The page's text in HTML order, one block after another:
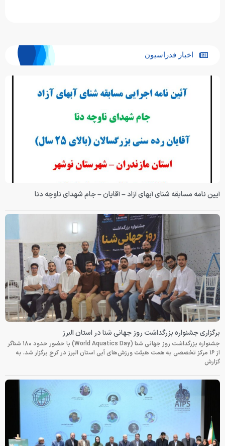
اخبار فدراسیون
آیین نامه مسابقه شنای آبهای آزاد – آقایان – جام شهدای ناوچه دنا
برگزاری جشنواره بزرگداشت روز جهانی شنا در استان البرز
جشنواره بزرگداشت روز جهانی شنا (World Aquatics Day) با حضور حدود ۱۸۰ شناگر
از ۱۶ مرکز تخصصی به همت هیئت ورزش‌های آبی استان البرز در کرج برگزار شد. به
گزارش